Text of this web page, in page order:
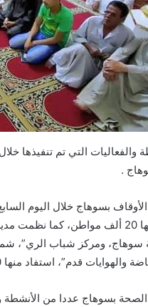
.
ومركز شباب الري”،
قدم”، استفاد منها 130 من شباب وأبناء المحافظة .
بسوهاج عددا من الأنشطة